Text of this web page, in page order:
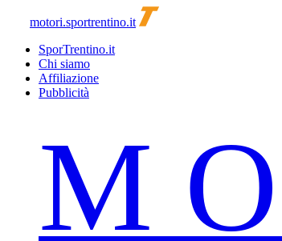
motori.sportrentino.it
SporTrentino.it
Chi siamo
Affiliazione
Pubblicità